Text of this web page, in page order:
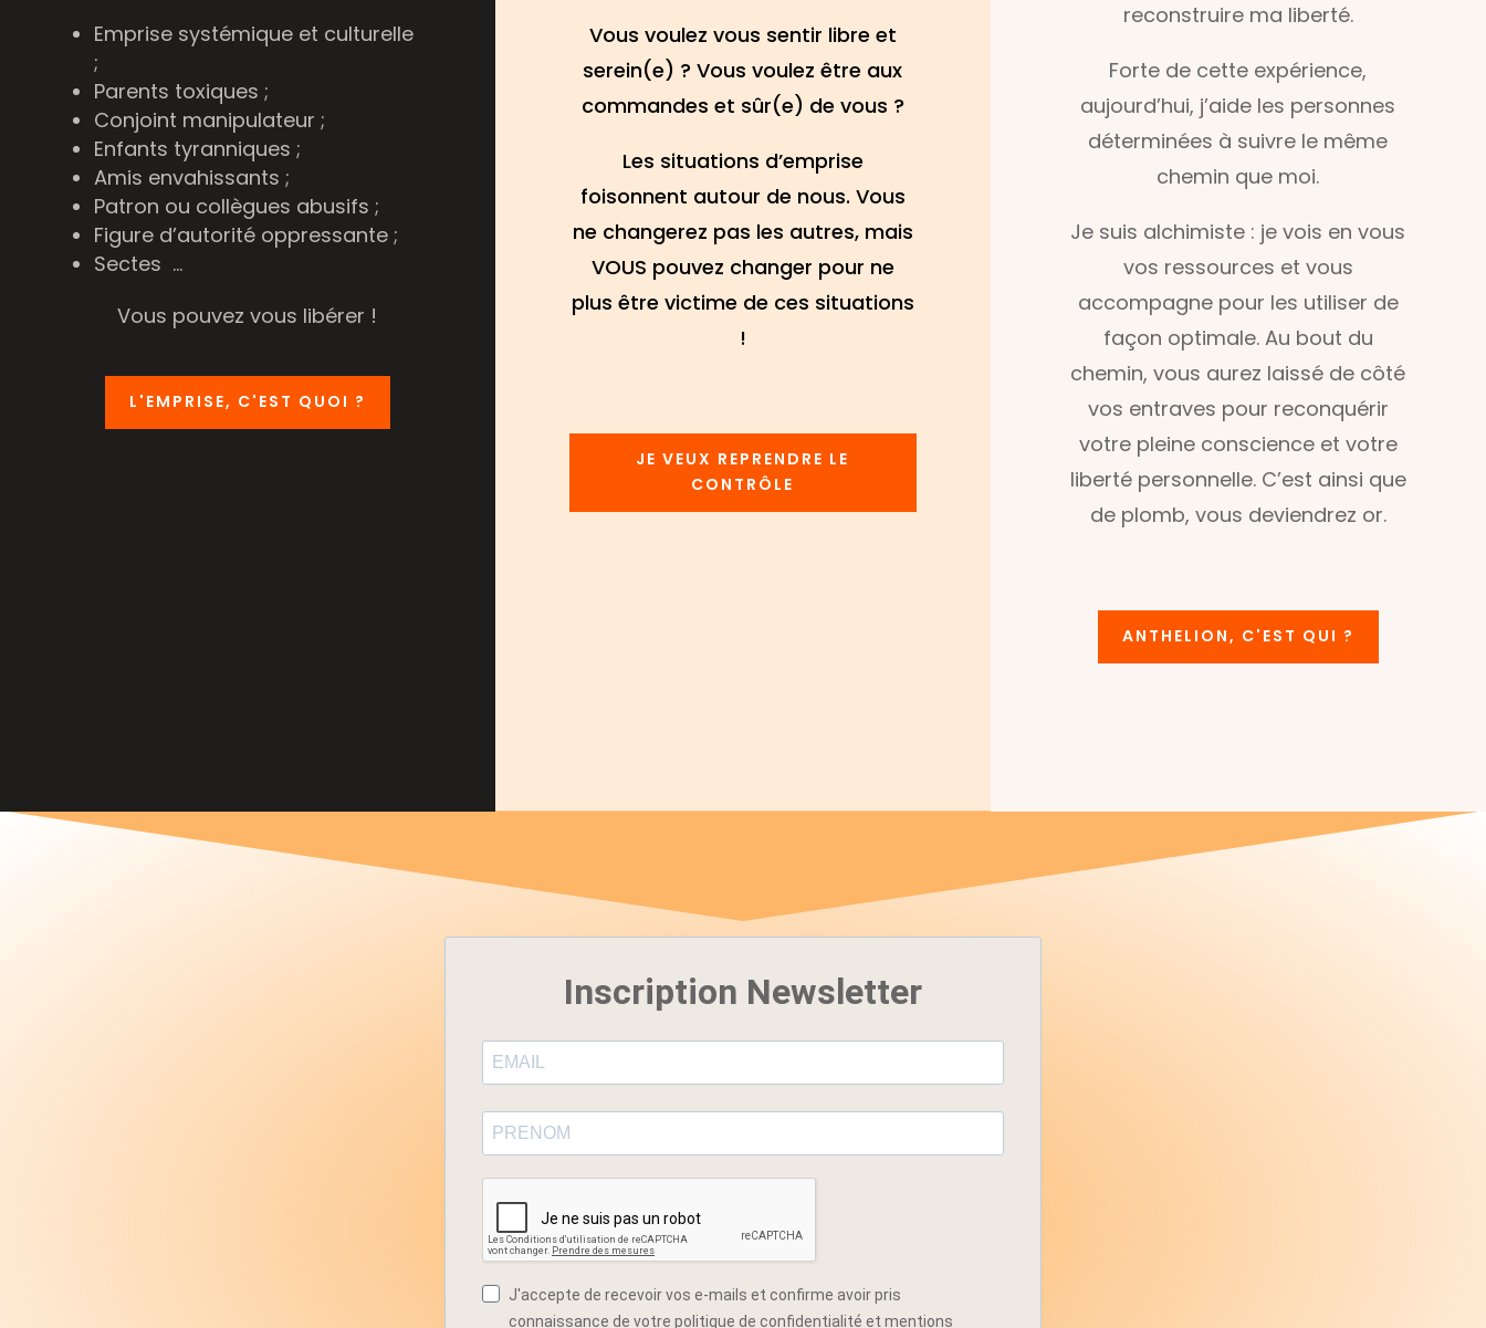
Emprise systémique et culturelle
;
Parents toxiques ;
Conjoint manipulateur ;
Enfants tyranniques ;
Amis envahissants ;
Patron ou collègues abusifs ;
Figure d’autorité oppressante ;
Sectes …
Vous pouvez vous libérer !
L'EMPRISE, C'EST QUOI ?
Vous voulez vous sentir libre et
serein(e) ? Vous voulez être aux
commandes et sûr(e) de vous ?
Les situations d’emprise
foisonnent autour de nous. Vous
ne changerez pas les autres, mais
VOUS pouvez changer pour ne
plus être victime de ces situations
!
JE VEUX REPRENDRE LE
CONTRÔLE
reconstruire ma liberté.
Forte de cette expérience,
aujourd’hui, j’aide les personnes
déterminées à suivre le même
chemin que moi.
Je suis alchimiste : je vois en vous
vos ressources et vous
accompagne pour les utiliser de
façon optimale. Au bout du
chemin, vous aurez laissé de côté
vos entraves pour reconquérir
votre pleine conscience et votre
liberté personnelle. C’est ainsi que
de plomb, vous deviendrez or.
ANTHELION, C'EST QUI ?
Inscription Newsletter
J'accepte de recevoir vos e-mails et confirme avoir pris
connaissance de votre politique de confidentialité et mentions